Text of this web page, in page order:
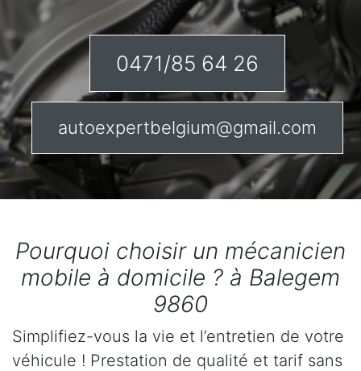
0471/85 64 26
autoexpertbelgium@gmail.com
Pourquoi choisir un mécanicien
mobile à domicile ? à Balegem
9860
Simplifiez-vous la vie et l’entretien de votre
véhicule ! Prestation de qualité et tarif sans